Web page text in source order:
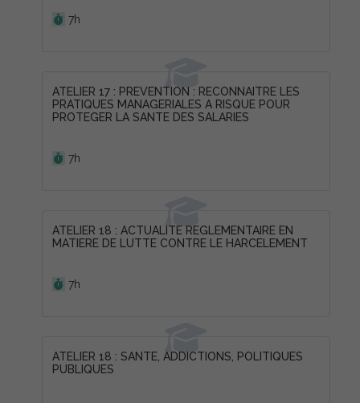
7h
ATELIER 17 : PREVENTION : RECONNAITRE LES
PRATIQUES MANAGERIALES A RISQUE POUR
PROTEGER LA SANTE DES SALARIES
7h
ATELIER 18 : ACTUALITE REGLEMENTAIRE EN
MATIERE DE LUTTE CONTRE LE HARCELEMENT
7h
ATELIER 18 : SANTE, ADDICTIONS, POLITIQUES
PUBLIQUES